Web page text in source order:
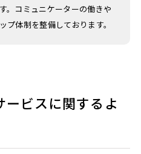
。コミュニケーターの働きや
体制を整備しております。
ビスに関するよ